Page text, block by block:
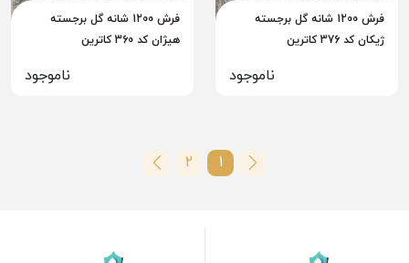
فرش 1200 شانه گل برجسته
ژیکان کد 376 کاترین
ناموجود
فرش 1200 شانه گل برجسته
هیژان کد 360 کاترین
ناموجود
1
2